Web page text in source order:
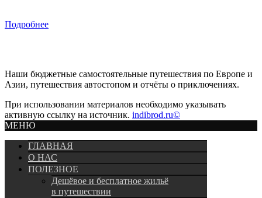
Подробнее
Наши бюджетные самостоятельные путешествия по Европе и
Азии, путешествия автостопом и отчёты о приключениях.
При использовании материалов необходимо указывать
активную ссылку на источник. indibrod.ru©
МЕНЮ
ГЛАВНАЯ
О НАС
ПОЛЕЗНОЕ
Дешёвое и бесплатное жильё
в путешествии